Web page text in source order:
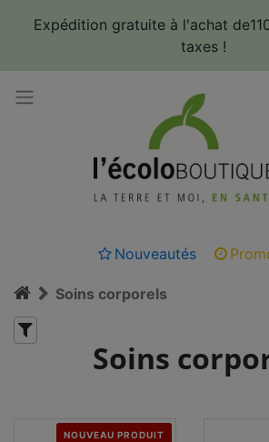
Expédition gratuite à l'achat
taxes !
Nouveautés
Soins corporels
Soins
NOUVEAU PRODUIT